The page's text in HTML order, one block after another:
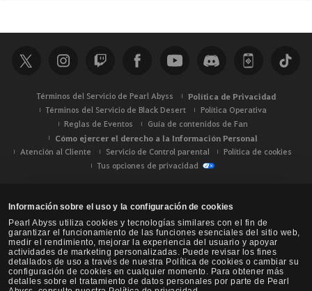
Información sobre el uso y la configuración de cookies
Pearl Abyss utiliza cookies y tecnologías similares con el fin de
garantizar el funcionamiento de las funciones esenciales del sitio web,
medir el rendimiento, mejorar la experiencia del usuario y apoyar
actividades de marketing personalizadas. Puede revisar los fines
detallados de uso a través de nuestra Política de cookies o cambiar su
configuración de cookies en cualquier momento. Para obtener más
detalles sobre el tratamiento de datos personales por parte de Pearl
Términos del Servicio de Pearl Abyss Política de Privacidad
Términos del Servicio de Black Desert
Política Operativa
Reglas de Eventos
Guía de contenidos de Fan
Cómo ejercer el derecho a la Información Personal
Atención al Cliente Servicio de Control parental
Política de cookies
Tus opciones de privacidad